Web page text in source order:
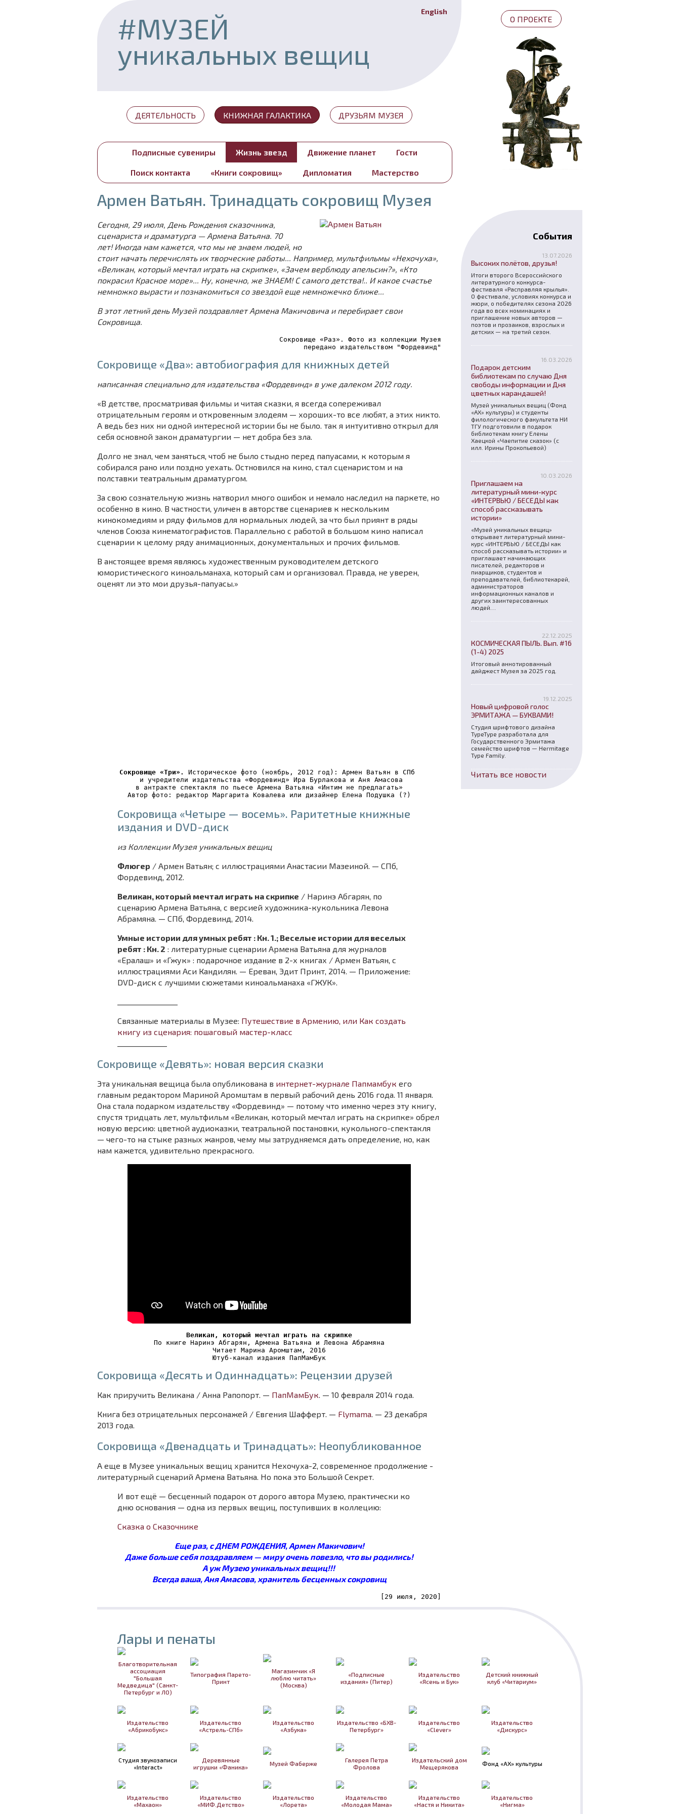
English
#МУЗЕЙ
уникальных вещиц
О ПРОЕКТЕ
ДЕЯТЕЛЬНОСТЬ КНИЖНАЯ ГАЛАКТИКА
Подписные сувениры Жизнь звезд Движение планет Гости
Поиск контакта «Книги сокровищ» Дипломатия Мастерство
ДРУЗЬЯМ МУЗЕЯ
Армен Ватьян. Тринадцать сокровищ Музея
Сегодня, 29 июля, День Рождения сказочника,
сценариста и драматурга — Армена Ватьяна. 70
лет!Иногда нам кажется, что мы не знаем людей, но
стоит начать перечислять их творческие работы... Например, мультфильмы «Нехочуха»,
«Великан, который мечтал играть на скрипке», «Зачем верблюду апельсин?», «Кто
покрасил Красное море»... Ну, конечно, же ЗНАЕМ! С самого детства!.. И какое счастье
немножко вырасти и познакомиться со звездой еще немножечко ближе...
В этот летний день Музей поздравляет Армена Макичовича и перебирает свои
Сокровища.
Сокровище «Раз». Фото из коллекции Музея
передано издательством "Фордевинд"
Сокровище «Два»: автобиография для книжных детей
написанная специально для издательства «Фордевинд» в уже далеком 2012 году.
«В детстве, просматривая фильмы и читая сказки, я всегда сопереживал
отрицательным героям и откровенным злодеям — хороших-то все любят, а этих никто.
А ведь без них ни одной интересной истории бы не было. так я интуитивно открыл для
себя основной закон драматургии — нет добра без зла.
Долго не знал, чем заняться, чтоб не было стыдно перед папуасами, к которым я
собирался рано или поздно уехать. Остновился на кино, стал сценаристом и на
полставки театральным драматургом.
За свою сознательную жизнь натворил много ошибок и немало наследил на паркете, но
особенно в кино. В частности, уличен в авторстве сценариев к нескольким
кинокомедиям и ряду фильмов для нормальных людей, за что был приянт в ряды
членов Союза кинематографистов. Параллельно с работой в большом кино написал
сценарии к целому ряду анимационных, документальных и прочих фильмов.
В анстоящее время являюсь художественным руководителем детского
юмористического киноальманаха, который сам и организовал. Правда, не уверен,
оценят ли это мои друзья-папуасы.»
Сокровище «Три».
Историческое фото (ноябрь, 2012 год): Армен Ватьян в СПб
и учредители издательства «Фордевинд» Ира Бурлакова и Аня Амасова
в антракте спектакля по пьесе Армена Ватьяна «Интим не предлагать»
Автор фото: редактор Маргарита Ковалева или дизайнер Елена Подушка (?)
Сокровища «Четыре — восемь». Раритетные книжные
издания и DVD-диск
из Коллекции Музея уникальных вещиц
Флюгер / Армен Ватьян; с иллюстрациями Анастасии Мазеиной. — СПб,
Фордевинд, 2012.
Великан, который мечтал играть на скрипке / Наринэ Абгарян, по
сценарию Армена Ватьяна, с версией художника-кукольника Левона
Абрамяна. — СПб, Фордевинд, 2014.
Умные истории для умных ребят : Кн. 1.; Веселые истории для веселых
ребят : Кн. 2 : литературные сценарии Армена Ватьяна для журналов
«Ералаш» и «Гжук» : подарочное издание в 2-х книгах / Армен Ватьян, с
иллюстрациями Аси Кандилян. — Ереван, Эдит Принт, 2014. — Приложение:
DVD-диск c лучшими сюжетами киноальманаха «ГЖУК».
Связанные материалы в Музее: Путешествие в Армению, или Как создать
книгу из сценария: пошаговый мастер-класс
Сокровище «Девять»: новая версия сказки
Эта уникальная вещица была опубликована в интернет-журнале Папмамбук его
главным редактором Мариной Аромштам в первый рабочий день 2016 года. 11 января.
Она стала подарком издательству «Фордевинд» — потому что именно через эту книгу,
спустя тридцать лет, мультфильм «Великан, который мечтал играть на скрипке» обрел
новую версию: цветной аудиоказки, театральной постановки, кукольного-спектакля
— чего-то на стыке разных жанров, чему мы затрудняемся дать определение, но, как
нам кажется, удивительно прекрасного.
Великан, который мечтал играть на скрипке
По книге Наринэ Абгарян, Армена Ватьяна и Левона Абрамяна
Читает Марина Аромштам, 2016
Ютуб-канал издания ПапМамБук
Сокровища «Десять и Одиннадцать»: Рецензии друзей
Как приручить Великана / Анна Рапопорт. — ПапМамБук. — 10 февраля 2014 года.
Книга без отрицательных персонажей / Евгения Шафферт. — Flymama. — 23 декабря
2013 года.
Сокровища «Двенадцать и Тринадцать»: Неопубликованное
А еще в Музее уникальных вещиц хранится Нехочуха-2, современное продолжение -
литературный сценарий Армена Ватьяна. Но пока это Большой Секрет.
И вот ещё — бесценный подарок от дорого автора Музею, практически ко
дню основания — одна из первых вещиц, поступивших в коллецию:
Сказка о Сказочнике
Еще раз, с ДНЕМ РОЖДЕНИЯ, Армен Макичович!
Даже больше себя поздравляем — миру очень повезло, что вы родились!
А уж Музею уникальных вещиц!!!
Всегда ваша, Аня Амасова, хранитель бесценных сокровищ
[29 июля, 2020]
События
13.07.2026
Высоких полётов, друзья!
Итоги второго Всероссийского
литературного конкурса-
фестиваля «Расправляя крылья».
О фестивале, условиях конкурса и
жюри, о победителях сезона 2026
года во всех номинациях и
приглашение новых авторов —
поэтов и прозаиков, взрослых и
детских — на третий сезон.
16.03.2026
Подарок детским
библиотекам по случаю Дня
свободы информации и Дня
цветных карандашей!
Музей уникальных вещиц (Фонд
«АХ» культуры) и студенты
филологического факультета НИ
ТГУ подготовили в подарок
библиотекам книгу Елены
Хаецкой «Чаепитие сказок» (с
илл. Ирины Прокопьевой)
10.03.2026
Приглашаем на
литературный мини-курс
«ИНТЕРВЬЮ / БЕСЕДЫ как
способ рассказывать
истории»
«Музей уникальных вещиц»
открывает литературный мини-
курс «ИНТЕРВЬЮ / БЕСЕДЫ как
способ рассказывать истории» и
приглашает начинающих
писателей, редакторов и
пиарщиков, студентов и
преподавателей, библиотекарей,
администраторов
информационных каналов и
других заинтересованных
людей…
22.12.2025
КОСМИЧЕСКАЯ ПЫЛЬ. Вып. #16
(1-4) 2025
Итоговый аннотированный
дайджест Музея за 2025 год.
19.12.2025
Новый цифровой голос
ЭРМИТАЖА — БУКВАМИ!
Студия шрифтового дизайна
TypeType разработала для
Государственного Эрмитажа
семейство шрифтов — Hermitage
Type Family.
Читать все новости
Лары и пенаты
Благотворительная
ассоциация
"Большая
Медведица" (Санкт-
Петербург и ЛО)
Типография Парето-
Принт
Магазинчик «Я
люблю читать»
(Москва)
«Подписные
издания» (Питер)
Издательство
«Ясень и Бук»
Детский книжный
клуб «Читариум»
Издательство
«Абрикобукс»
Издательство
«Астрель-СПб»
Издательство
«Азбука»
Издательство «БХВ-
Петербург»
Издательство
«Clever»
Издательство
«Дискурс»
Студия звукозаписи
«Interact»
Деревянные
игрушки «Фаника»
Музей Фаберже
Галерея Петра
Фролова
Издательский дом
Мещерякова
Фонд «АХ» культуры
Издательство
«Махаон»
Издательство
«МИФ.Детство»
Издательство
«Лорета»
Издательство
«Молодая Мама»
Издательство
«Настя и Никита»
Издательство
«Нигма»